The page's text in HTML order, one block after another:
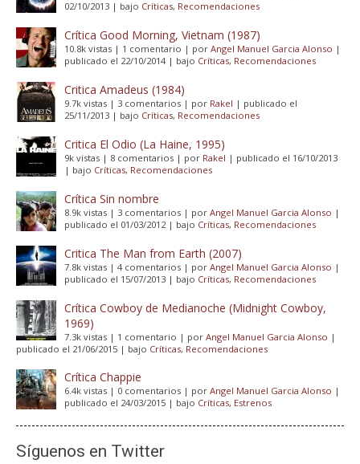
02/10/2013 | bajo Críticas, Recomendaciones
Crítica Good Morning, Vietnam (1987)
10.8k vistas | 1 comentario | por Angel Manuel Garcia Alonso |
publicado el 22/10/2014| bajo Críticas, Recomendaciones
Critica Amadeus (1984)
9.7k vistas | 3 comentarios | por Rakel | publicado el
25/11/2013 | bajo Críticas, Recomendaciones
Critica El Odio (La Haine, 1995)
9k vistas | 8 comentarios | por Rakel | publicado el 16/10/2013
| bajo Críticas, Recomendaciones
Crítica Sin nombre
8.9k vistas | 3 comentarios | por Angel Manuel Garcia Alonso |
publicado el 01/03/2012| bajo Críticas, Recomendaciones
Critica The Man from Earth (2007)
7.8k vistas | 4 comentarios | por Angel Manuel Garcia Alonso |
publicado el 15/07/2013 | bajo Críticas, Recomendaciones
Crítica Cowboy de Medianoche (Midnight Cowboy,
1969)
7.3k vistas | 1 comentario | por Angel Manuel Garcia Alonso |
publicado el 21/06/2015 | bajo Críticas, Recomendaciones
Crítica Chappie
6.4k vistas | 0 comentarios | por Angel Manuel Garcia Alonso |
publicado el 24/03/2015 | bajo Críticas, Estrenos
Síguenos en Twitter